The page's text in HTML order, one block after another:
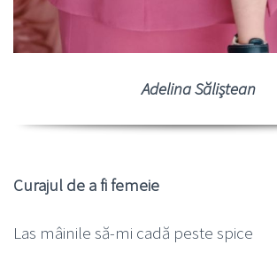
Adelina Săliștean
Curajul de a fi femeie
Las mâinile să-mi cadă peste spice